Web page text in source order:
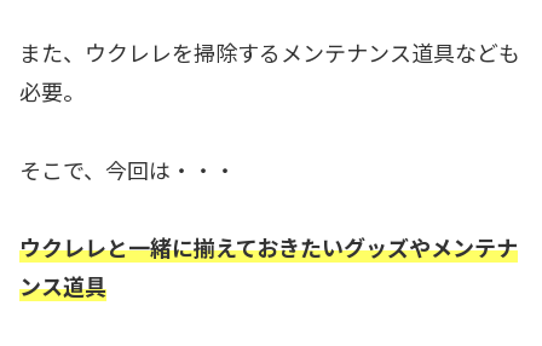
また、ウクレレを掃除するメンテナンス道具なども
必要。
そこで、今回は・・・
ウクレレと一緒に揃えておきたいグッズやメンテナ
ンス道具